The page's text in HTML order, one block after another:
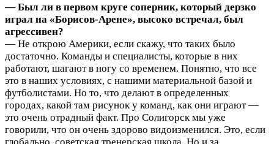
— Был ли в первом круге соперник, который дерзко
играл на «Борисов-Арене», высоко встречал, был
агрессивен?
— Не открою Америки, если скажу, что таких было
достаточно. Команды и специалисты, которые в них
работают, шагают в ногу со временем. Понятно, что все
это в наших условиях, с нашими материальной базой и
футболистами. Но то, что делают в определенных
городах, какой там рисунок у команд, как они играют —
это очень отрадный факт. Про Солигорск мы уже
говорили, что он очень здорово видоизменился. Это, если